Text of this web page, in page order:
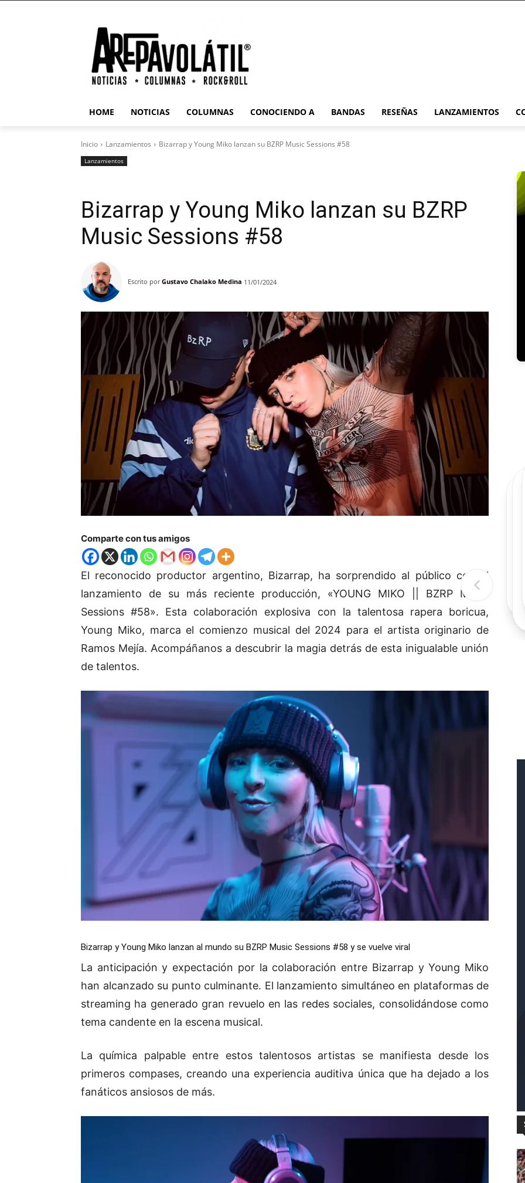
HOME NOTICIAS COLUMNAS CONOCIENDO A BANDAS RESEÑAS LANZAMIENTOS
Inicio Lanzamientos Bizarrap y Young Miko lanzan su BZRP Music Sessions #58
Lanzamientos
Bizarrap y Young Miko lanzan su BZRP
Music Sessions #58
Escrito por Gustavo Chalako Medina 11/01/2024
Comparte con tus amigos
El reconocido productor argentino, Bizarrap, ha sorprendido al público con el
lanzamiento de su más reciente producción, «YOUNG MIKO || BZRP Music
Sessions #58». Esta colaboración explosiva con la talentosa rapera boricua,
Young Miko, marca el comienzo musical del 2024 para el artista originario de
Ramos Mejía. Acompáñanos a descubrir la magia detrás de esta inigualable unión
de talentos.
Bizarrap y Young Miko lanzan al mundo su BZRP Music Sessions #58 y se vuelve viral
La anticipación y expectación por la colaboración entre Bizarrap y Young Miko
han alcanzado su punto culminante. El lanzamiento simultáneo en plataformas de
streaming ha generado gran revuelo en las redes sociales, consolidándose como
tema candente en la escena musical.
La química palpable entre estos talentosos artistas se manifiesta desde los
primeros compases, creando una experiencia auditiva única que ha dejado a los
fanáticos ansiosos de más.